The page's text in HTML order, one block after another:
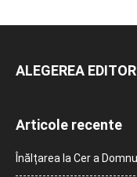
ALEGEREA
Articole recente
Înălțarea la Cer a